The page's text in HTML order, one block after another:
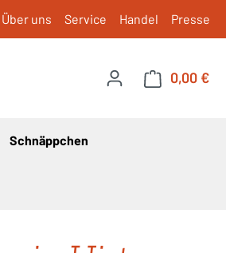
Über uns Service Handel Presse
0,00 €
Schnäppchen